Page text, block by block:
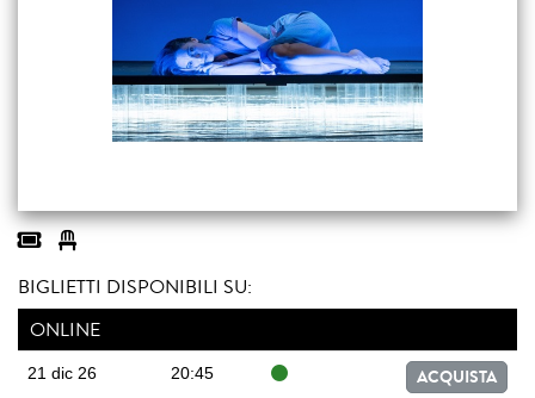
BIGLIETTI DISPONIBILI SU:
ONLINE
21 dic 26 20:45 ACQUISTA